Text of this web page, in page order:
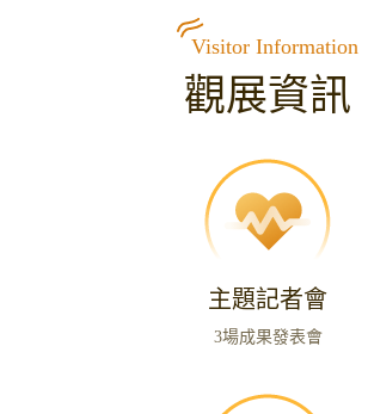
Visitor Information
觀展資訊
主題記者會
3場成果發表會